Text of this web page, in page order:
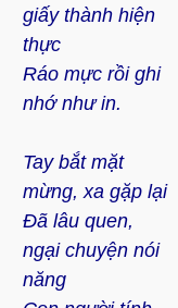
giấy thành hiện
thực
Ráo mực rồi ghi
nhớ như in.
Tay bắt mặt
mừng, xa gặp lại
Đã lâu quen,
ngại chuyện nói
năng